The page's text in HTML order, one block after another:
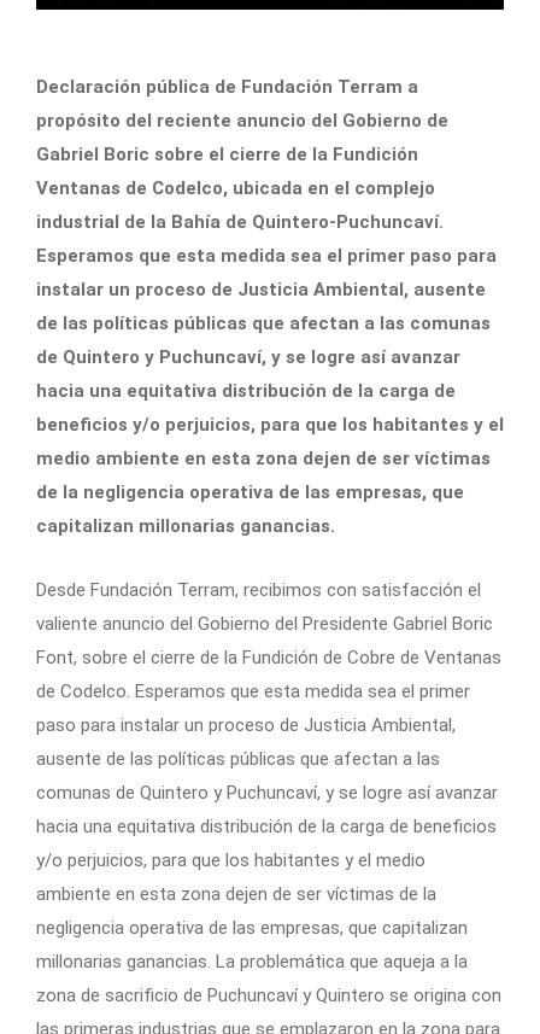
Declaración pública de Fundación Terram a
propósito del reciente anuncio del Gobierno de
Gabriel Boric sobre el cierre de la Fundición
Ventanas de Codelco, ubicada en el complejo
industrial de la Bahía de Quintero-Puchuncaví.
Esperamos que esta medida sea el primer paso para
instalar un proceso de Justicia Ambiental, ausente
de las políticas públicas que afectan a las comunas
de Quintero y Puchuncaví, y se logre así avanzar
hacia una equitativa distribución de la carga de
beneficios y/o perjuicios, para que los habitantes y el
medio ambiente en esta zona dejen de ser víctimas
de la negligencia operativa de las empresas, que
capitalizan millonarias ganancias.
Desde Fundación Terram, recibimos con satisfacción el
valiente anuncio del Gobierno del Presidente Gabriel Boric
Font, sobre el cierre de la Fundición de Cobre de Ventanas
de Codelco. Esperamos que esta medida sea el primer
paso para instalar un proceso de Justicia Ambiental,
ausente de las políticas públicas que afectan a las
comunas de Quintero y Puchuncaví, y se logre así avanzar
hacia una equitativa distribución de la carga de beneficios
y/o perjuicios, para que los habitantes y el medio
ambiente en esta zona dejen de ser víctimas de la
negligencia operativa de las empresas, que capitalizan
millonarias ganancias. La problemática que aqueja a la
zona de sacrificio de Puchuncaví y Quintero se origina con
las primeras industrias que se emplazaron en la zona para